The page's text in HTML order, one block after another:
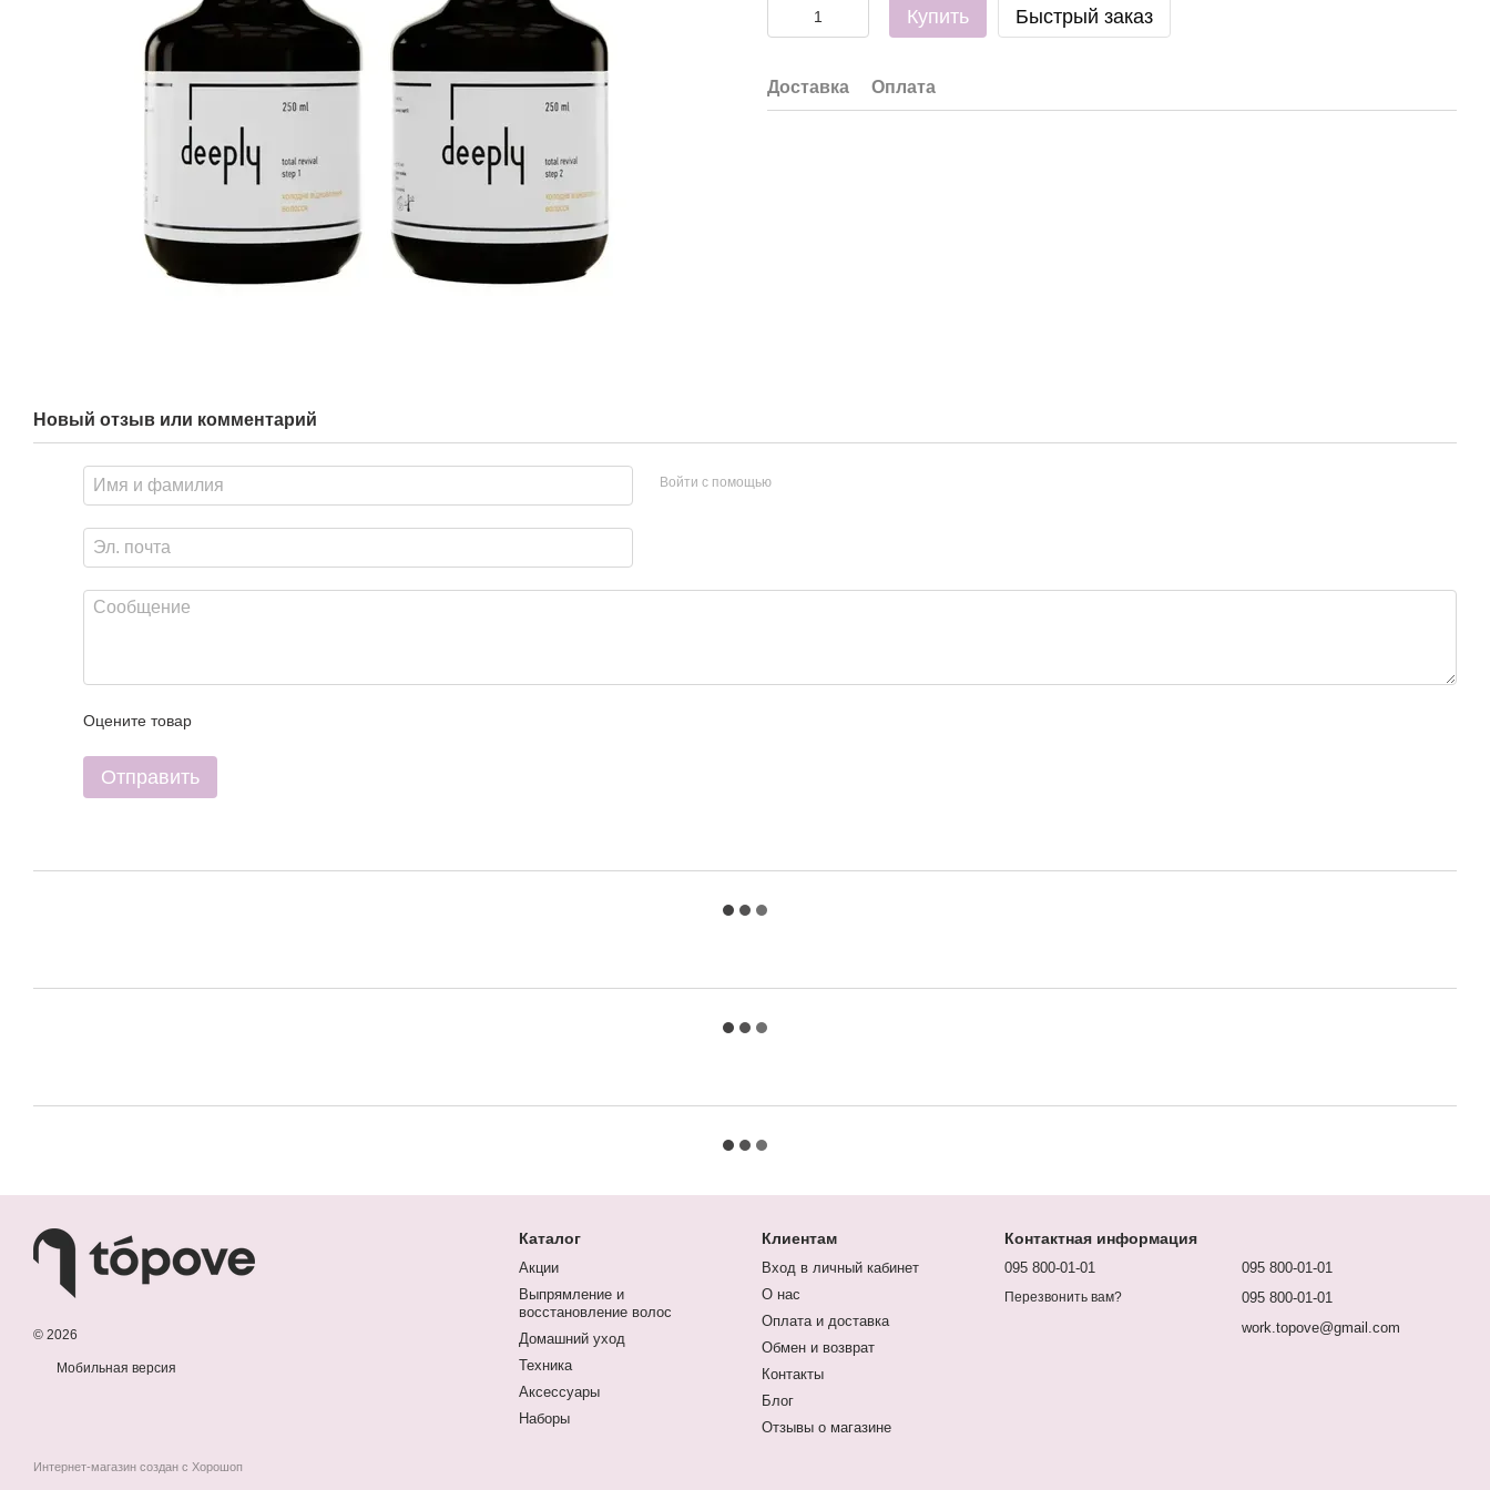
Купить Быстрый заказ
Доставка Оплата
Новый отзыв или комментарий
Войти с помощью
Оцените товар
Отправить
© 2026
Мобильная версия
Интернет-магазин создан с Хорошоп
Каталог
Акции
Выпрямление и
восстановление волос
Домашний уход
Техника
Аксессуары
Наборы
Клиентам
Вход в личный кабинет
О нас
Оплата и доставка
Обмен и возврат
Контакты
Блог
Отзывы о магазине
Контактная информация
095 800-01-01
Перезвонить вам?
095 800-01-01
095 800-01-01
work.topove@gmail.com